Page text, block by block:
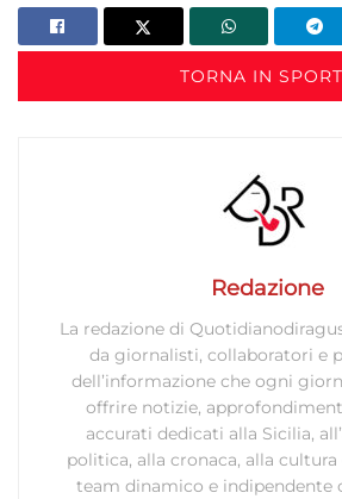
TORNA IN SPORT
Redazione
La redazione di
da giornalisti, collaboratori e
dell’informazione che ogni
offrire notizie,
accurati dedicati alla Sicilia,
politica, alla cronaca, alla
team dinamico e indipendente